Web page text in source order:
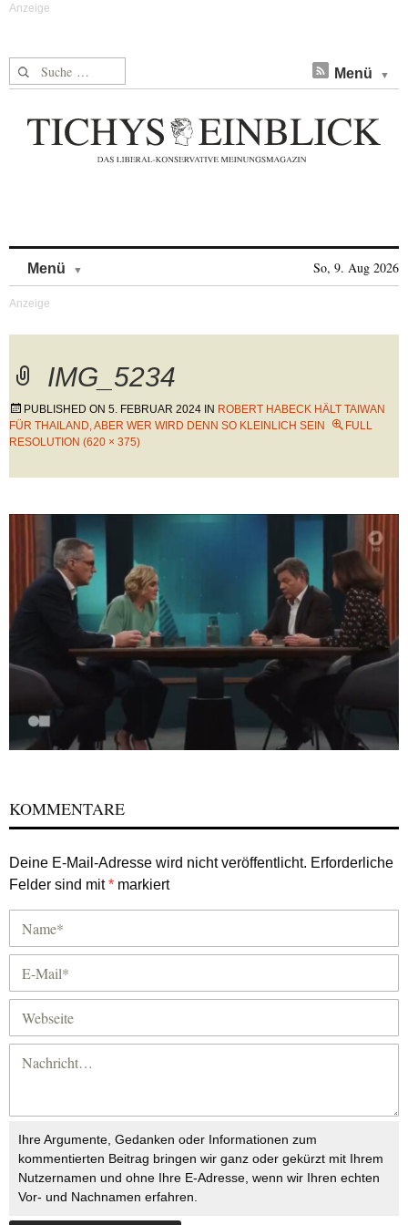
Suche nach: Menü
Menü So, 9. Aug 2026
IMG_5234
PUBLISHED ON 5. FEBRUAR 2024 IN ROBERT HABECK HÄLT TAIWAN
FÜR THAILAND, ABER WER WIRD DENN SO KLEINLICH SEIN
FULL
RESOLUTION (620 × 375)
KOMMENTARE
Deine E-Mail-Adresse wird nicht veröffentlicht. Erforderliche
Felder sind mit* markiert
Ihre Argumente, Gedanken oder Informationen zum
kommentierten Beitrag bringen wir ganz oder gekürzt mit Ihrem
Nutzernamen und ohne Ihre E-Adresse, wenn wir Ihren echten
Vor- und Nachnamen erfahren.